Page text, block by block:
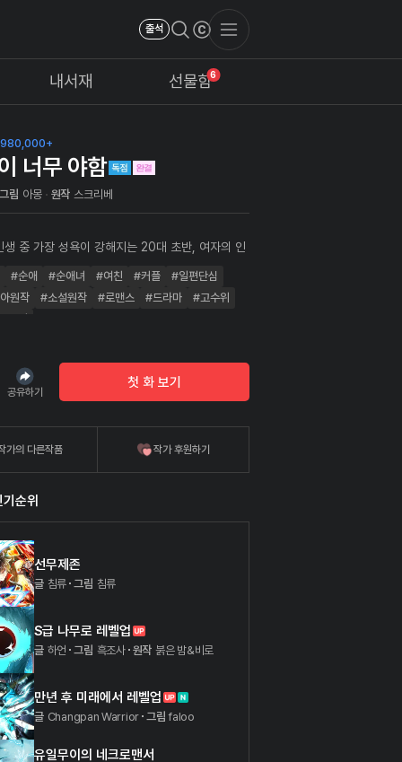
출석
내서재 6
선물함
너무 야함
그림 아몽 원작 스크리베
생 중 가장 성욕이 강해지는 20대 초반, 여자의 인
작했다. 그리고, 우리는 만날 때마다.... 서로에게
망을 풀어내기 시작했다.
#순애 #순애녀 #여친 #커플
#일편단심
원작
#소설원작 #로맨스 #드라마
#고수위
공유하기
첫 화 보기
가의 다른작품 작가 후원하기
순위
선무제존
글 침류 그림 침류
S급 나무로 레벨업
글 하언 그림 흑조사 원작 붉은 밤&비로
만년 후 미래에서 레벨업
글 Changpan Warrior 그림 faloo
유일무이의 네크로맨서